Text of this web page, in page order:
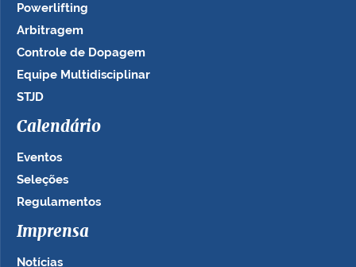
Powerlifting
Arbitragem
Controle de Dopagem
Equipe Multidisciplinar
STJD
Calendário
Eventos
Seleções
Regulamentos
Imprensa
Notícias